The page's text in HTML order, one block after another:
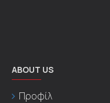
ABOUT US
Προφίλ